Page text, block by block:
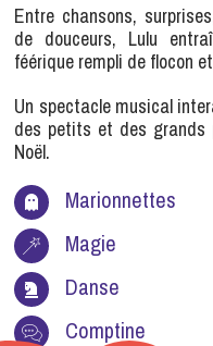
Entre chansons,
de douceurs, Lulu
féérique rempli de flocon
Un spectacle musical
des petits et des grands
Noël.
Marionnettes
Magie
Danse
Comptine